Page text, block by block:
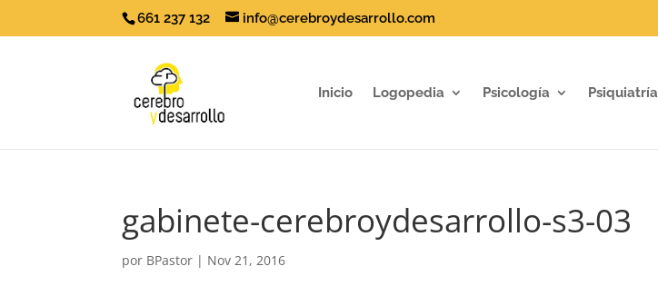
661 237 132 info@cerebroydesarrollo.com
Inicio Logopedia Psicología Psiquiatría
gabinete-cerebroydesarrollo-s3-03
por BPastor | Nov 21, 2016